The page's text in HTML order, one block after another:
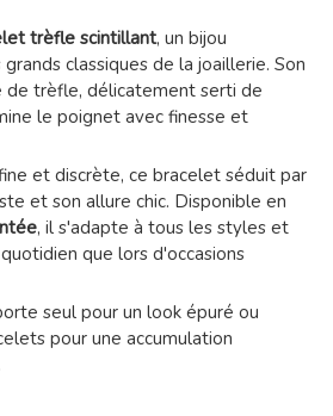
trèfle scintillant, un bijou
classiques de la joaillerie. Son
trèfle, délicatement serti de
le poignet avec finesse et
et discrète, ce bracelet séduit par
et son allure chic. Disponible en
, il s'adapte à tous les styles et
que lors d'occasions
seul pour un look épuré ou
pour une accumulation